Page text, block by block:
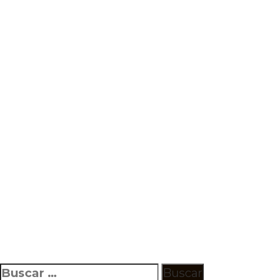
Ir
Buscar: